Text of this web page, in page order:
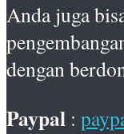
Anda juga
dengan
Paypal :